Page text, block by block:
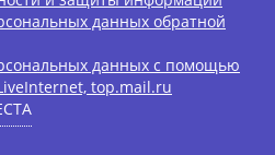
данных обратной
данных с помощью
top.mail.ru